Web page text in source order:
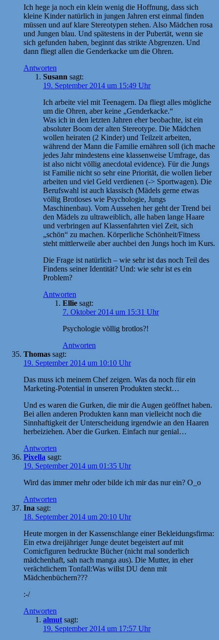
Ich hege ja noch ein klein wenig die Hoffnung, dass sich
kleine Kinder natürlich in jungen Jahren erst einmal finden
müssen und auf klare Stereotypen stehen. Also Mädchen rosa
und Jungen blau. Und spätestens in der Pubertät, wenn sie
sich gefunden haben, beginnt das strikte Abgrenzen. Und
dann fliegt allen die Genderkacke um die Ohren.
Antworten
Susann sagt:
19. September 2014 um 15:49 Uhr
Ich arbeite viel mit Teenagern. Da fliegt alles mögliche
um die Ohren, aber keine „Genderkacke.“
Was ich in den letzten Jahren eher beobachte, ist ein
absoluter Boom der alten Stereotype. Die Mädchen
wollen heiraten (2 Kinder) und Teilzeit arbeiten,
während der Mann die Familie ernähren soll (ich mache
jedes Jahr mindestens eine klassenweise Umfrage, das
ist also nicht völlig anecdotal evidence). Für die Jungs
ist Familie nicht so sehr eine Priorität, die wollen lieber
arbeiten und viel Geld verdienen (-> Sportwagen). Die
Berufswahl ist auch klassisch (Mädels gerne etwas
völlig Brotloses wie Psychologie, Jungs
Maschinenbau). Vom Aussehen her geht der Trend bei
den Mädels zu ultraweiblich, alle haben lange Haare
und verbringen auf Klassenfahrten viel Zeit, sich
„schön“ zu machen. Körperliche Schönheit/Fitness
steht mittlerweile aber auchbei den Jungs hoch im Kurs.
Die Frage ist natürlich – wie sehr ist das noch Teil des
Findens seiner Identität? Und: wie sehr ist es ein
Problem?
Antworten
Ellie sagt:
7. Oktober 2014 um 15:31 Uhr
Psychologie völlig brotlos?!
Antworten
Thomas sagt:
19. September 2014 um 10:10 Uhr
Das muss ich meinem Chef zeigen. Was da noch für ein
Marketing-Potential in unseren Produkten steckt…
Und es waren die Gurken, die mir die Augen geöffnet haben.
Bei allen anderen Produkten kann man vielleicht noch die
Sinnhaftigkeit der Unterscheidung irgendwie an den Haaren
herbeiziehen. Aber die Gurken. Einfach nur genial…
Antworten
Pixella sagt:
19. September 2014 um 01:35 Uhr
Wird das immer mehr oder bilde ich mir das nur ein? O_o
Antworten
Ina sagt:
18. September 2014 um 20:10 Uhr
Heute morgen in der Kassenschlange einer Bekleidungsfirma:
Ein etwa dreijähriger Junge deutet begeistert auf mit
Comicfiguren bedruckte Bücher (nicht mal sonderlich
mädchenhaft, sah nach manga aus). Die Mutter, in eher
verächtlichem Tonfall:Was willst DU denn mit
Mädchenbüchern???
:-/
Antworten
almut sagt:
19. September 2014 um 17:57 Uhr